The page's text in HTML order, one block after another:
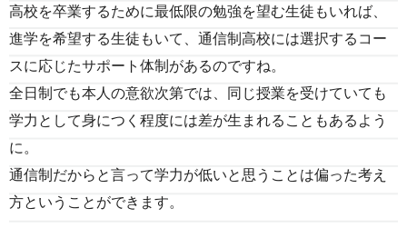
高校を卒業するために最低限の勉強を望む生徒もいれば、
進学を希望する生徒もいて、通信制高校には選択するコー
スに応じたサポート体制があるのですね。
全日制でも本人の意欲次第では、同じ授業を受けていても
学力として身につく程度には差が生まれることもあるよう
に。
通信制だからと言って学力が低いと思うことは偏った考え
方ということができます。